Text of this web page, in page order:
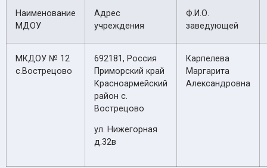
Наименование
МДОУ
Адрес
учреждения
Ф.И.О.
заведующей
МКДОУ № 12
с.Вострецово
692181, Россия
Приморский край
Красноармейский
район с.
Вострецово
ул. Нижегорная
д.32в
Карпелева
Маргарита
Александровна